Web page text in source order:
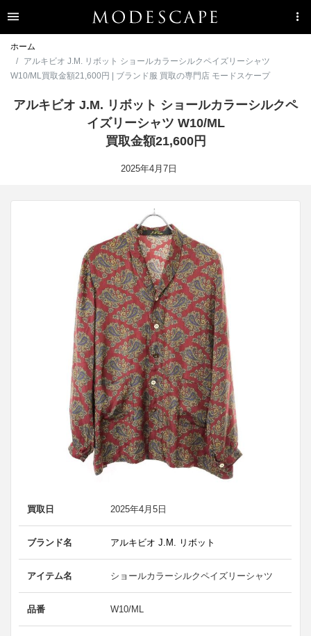
ホーム
アルキビオ J.M. リボット ショールカラーシルクペイズリーシャツ
W10/ML買取金額21,600円 | ブランド服 買取の専門店 モードスケープ
アルキビオ J.M. リボット ショールカラーシルクペ
イズリーシャツ W10/ML
買取金額21,600円
2025年4月7日
買取日 2025年4月5日
ブランド名 アルキビオ J.M. リボット
アイテム名 ショールカラーシルクペイズリーシャツ
品番 W10/ML